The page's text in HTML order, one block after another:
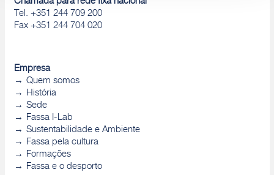
Tel. +351 244 709 200
Fax +351 244 704 020
Empresa
Quem somos
História
Sede
Fassa I-Lab
Sustentabilidade e Ambiente
Fassa pela cultura
Formações
Fassa e o desporto